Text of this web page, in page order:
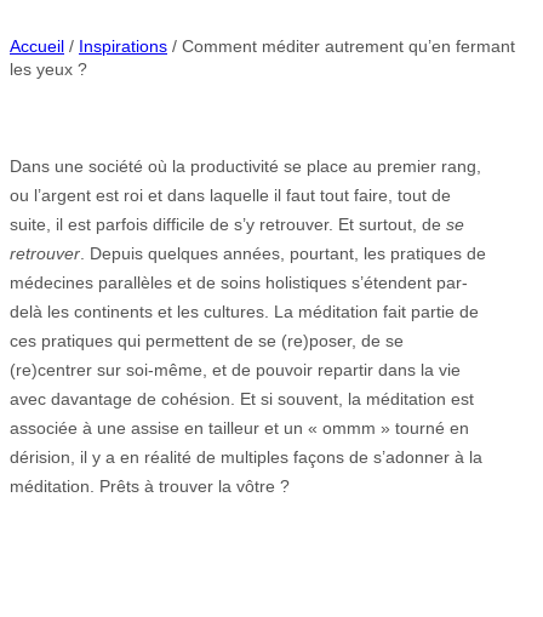
Accueil / Inspirations / Comment méditer autrement qu’en fermant
les yeux ?
Dans une société où la productivité se place au premier rang,
ou l’argent est roi et dans laquelle il faut tout faire, tout de
suite, il est parfois difficile de s’y retrouver. Et surtout, de se
retrouver . Depuis quelques années, pourtant, les pratiques de
médecines parallèles et de soins holistiques s’étendent par-
delà les continents et les cultures. La méditation fait partie de
ces pratiques qui permettent de se (re)poser, de se
(re)centrer sur soi-même, et de pouvoir repartir dans la vie
avec davantage de cohésion. Et si souvent, la méditation est
associée à une assise en tailleur et un « ommm » tourné en
dérision, il y a en réalité de multiples façons de s’adonner à la
méditation. Prêts à trouver la vôtre ?